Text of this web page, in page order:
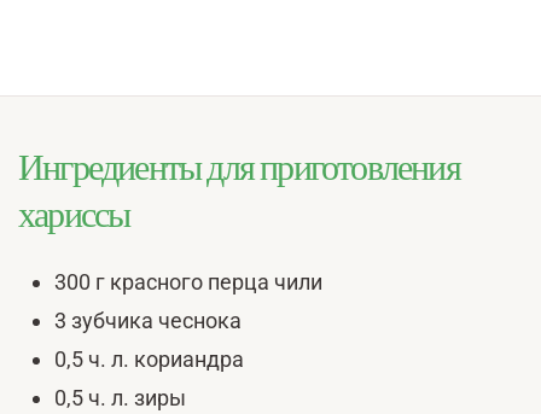
Ингредиенты для приготовления
хариссы
300 г красного перца чили
3 зубчика чеснока
0,5 ч. л. кориандра
0,5 ч. л. зиры